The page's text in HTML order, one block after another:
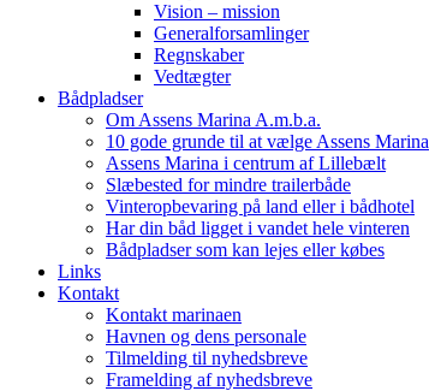
Vision – mission
Generalforsamlinger
Regnskaber
Vedtægter
Bådpladser
Om Assens Marina A.m.b.a.
10 gode grunde til at vælge Assens Marina
Assens Marina i centrum af Lillebælt
Slæbested for mindre trailerbåde
Vinteropbevaring på land eller i bådhotel
Har din båd ligget i vandet hele vinteren
Bådpladser som kan lejes eller købes
Links
Kontakt
Kontakt marinaen
Havnen og dens personale
Tilmelding til nyhedsbreve
Framelding af nyhedsbreve